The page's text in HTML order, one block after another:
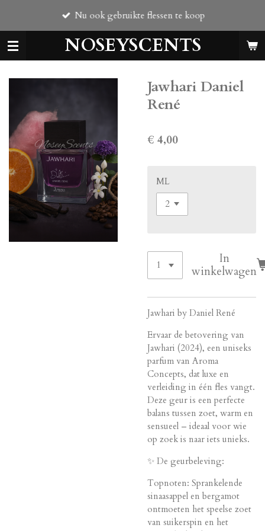
de
hoofdinhoud
NOSEYSCENTS
Nu ook gebruikte flessen te koop
Jawhari Daniel
René
€ 4,00
ML
In
winkelwagen
Jawhari by Daniel René
Ervaar de betovering van
Jawhari (2024), een uniseks
parfum van Aroma
Concepts, dat luxe en
verleiding in één fles vangt.
Deze geur is een perfecte
balans tussen zoet, warm en
sensueel – ideaal voor wie
op zoek is naar iets unieks.
✨ De geurbeleving:
Topnoten: Sprankelende
sinaasappel en bergamot
ontmoeten het speelse zoet
van suikerspin en het